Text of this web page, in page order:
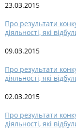
23.03.2015
Про результати
діяльності, які
09.03.2015
Про результати
діяльності, які
02.03.2015
Про результати
діяльності, які